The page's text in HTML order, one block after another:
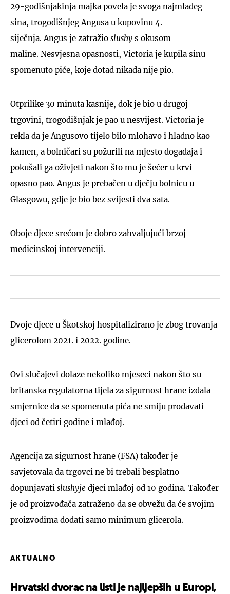
29-godišnjakinja majka povela je svoga najmlađeg
sina, trogodišnjeg Angusa u kupovinu 4.
siječnja. Angus je zatražio slushy s okusom
maline. Nesvjesna opasnosti, Victoria je kupila sinu
spomenuto piće, koje dotad nikada nije pio.
Otprilike 30 minuta kasnije, dok je bio u drugoj
trgovini, trogodišnjak je pao u nesvijest. Victoria je
rekla da je Angusovo tijelo bilo mlohavo i hladno kao
kamen, a bolničari su požurili na mjesto događaja i
pokušali ga oživjeti nakon što mu je šećer u krvi
opasno pao. Angus je prebačen u dječju bolnicu u
Glasgowu, gdje je bio bez svijesti dva sata.
Oboje djece srećom je dobro zahvaljujući brzoj
medicinskoj intervenciji.
Dvoje djece u Škotskoj hospitalizirano je zbog trovanja
glicerolom 2021. i 2022. godine.
Ovi slučajevi dolaze nekoliko mjeseci nakon što su
britanska regulatorna tijela za sigurnost hrane izdala
smjernice da se spomenuta pića ne smiju prodavati
djeci od četiri godine i mlađoj.
Agencija za sigurnost hrane (FSA) također je
savjetovala da trgovci ne bi trebali besplatno
dopunjavati slushyje djeci mlađoj od 10 godina. Također
je od proizvođača zatraženo da se obvežu da će svojim
proizvodima dodati samo minimum glicerola.
AKTUALNO
Hrvatski dvorac na listi je najljepših u Europi,